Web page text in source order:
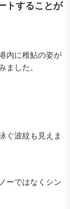
トすることが
内に稚鮎の姿が
ました。
ぐ波紋も見えま
ーではなくシン